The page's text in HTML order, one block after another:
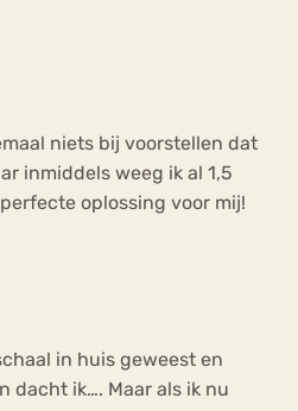
niets bij voorstellen dat
inmiddels weeg ik al 1,5
oplossing voor mij!
in huis geweest en
dacht ik…. Maar als ik nu